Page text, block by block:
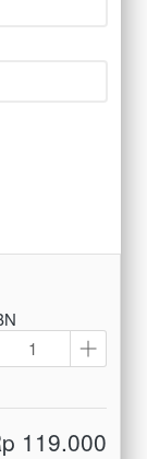
119.000